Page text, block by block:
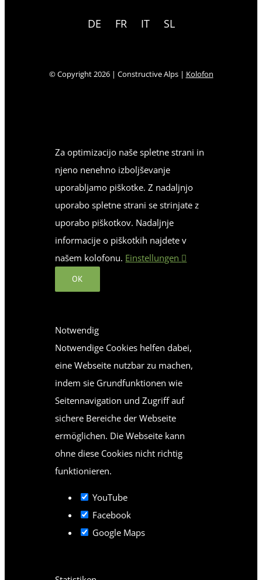
DE FR IT SL
© Copyright2026 | Constructive Alps | Kolofon
Za optimizacijo naše spletne strani in
njeno nenehno izboljševanje
uporabljamo piškotke. Z nadaljnjo
uporabo spletne strani se strinjate z
uporabo piškotkov. Nadaljnje
informacije o piškotkih najdete v
našem kolofonu. Einstellungen
OK
Notwendig
Notwendige Cookies helfen dabei,
eine Webseite nutzbar zu machen,
indem sie Grundfunktionen wie
Seitennavigation und Zugriff auf
sichere Bereiche der Webseite
ermöglichen. Die Webseite kann
ohne diese Cookies nicht richtig
funktionieren.
YouTube
Facebook
Google Maps